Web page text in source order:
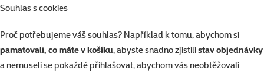
Souhlas s cookies
Proč potřebujeme váš souhlas? Například k tomu, abychom si
pamatovali, co máte v košíku, abyste snadno zjistilistav objednávky
a nemuseli se pokaždé přihlašovat, abychom vás neobtěžovali
Nenalezeny žádné produkty